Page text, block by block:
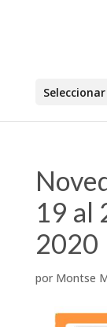
19 al
2020
por Montse